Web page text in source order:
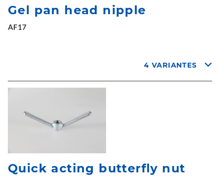
Gel pan head nipple
AF17
4 VARIANTES
Quick acting butterfly nut